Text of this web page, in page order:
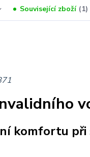
Související zboží 1
komfortu